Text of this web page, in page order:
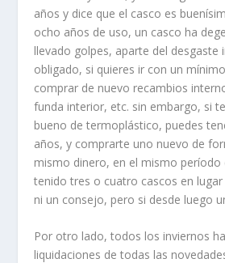
años y dice que el casco es
ocho años de uso, un casco ha
llevado golpes, aparte del desgaste
obligado, si quieres ir con un
comprar de nuevo recambios
funda interior, etc. sin embargo, si
bueno de termoplástico, puedes
años, y comprarte uno nuevo de
mismo dinero, en el mismo período
tenido tres o cuatro cascos en
ni un consejo, pero si desde luego
Por otro lado, todos los inviernos
liquidaciones de todas las